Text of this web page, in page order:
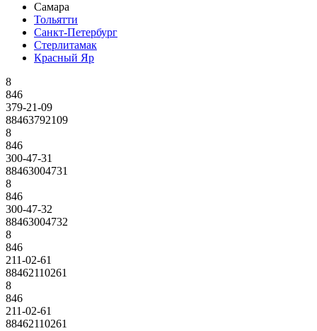
Самара
Тольятти
Санкт-Петербург
Стерлитамак
Красный Яр
8
846
379-21-09
88463792109
8
846
300-47-31
88463004731
8
846
300-47-32
88463004732
8
846
211-02-61
88462110261
8
846
211-02-61
88462110261